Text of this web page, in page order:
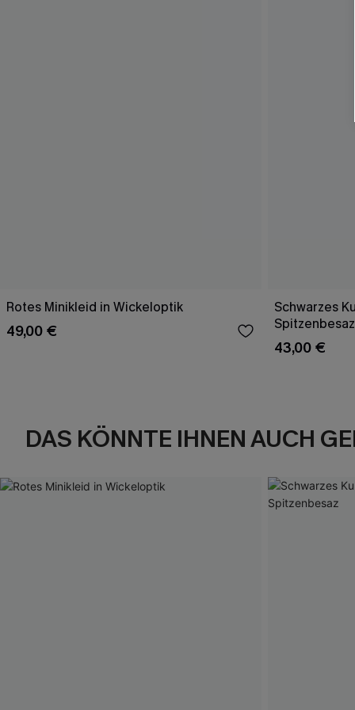
Rotes Minikleid in Wickeloptik
49,00 €
Schwarzes
Spitzenbesaz
43,00 €
DAS KÖNNTE IHNEN AUCH